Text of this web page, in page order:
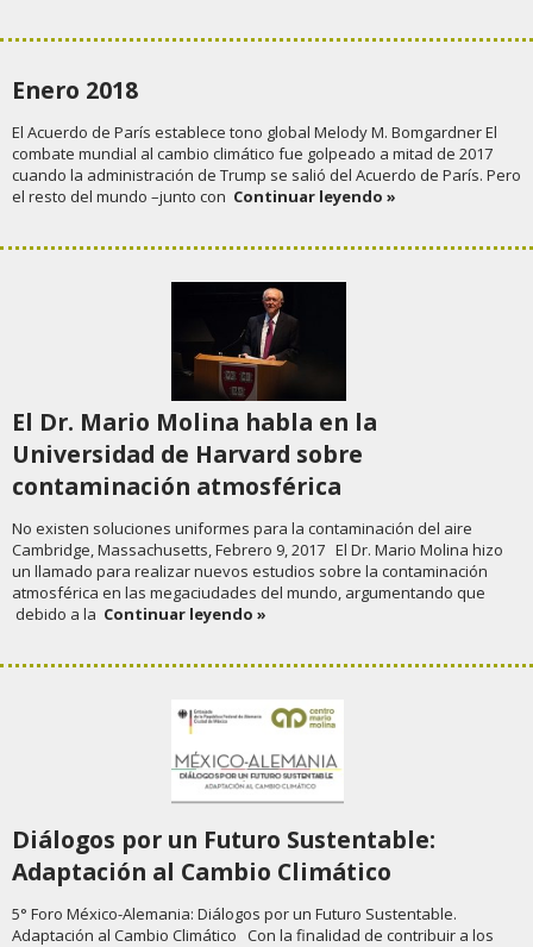
Enero 2018
El Acuerdo de París establece tono global Melody M. Bomgardner El
combate mundial al cambio climático fue golpeado a mitad de 2017
cuando la administración de Trump se salió del Acuerdo de París. Pero
el resto del mundo –junto con Continuar leyendo »
El Dr. Mario Molina habla en la
Universidad de Harvard sobre
contaminación atmosférica
No existen soluciones uniformes para la contaminación del aire
Cambridge, Massachusetts, Febrero 9, 2017 El Dr. Mario Molina hizo
un llamado para realizar nuevos estudios sobre la contaminación
atmosférica en las megaciudades del mundo, argumentando que
debido a la Continuar leyendo »
Diálogos por un Futuro Sustentable:
Adaptación al Cambio Climático
5° Foro México-Alemania: Diálogos por un Futuro Sustentable.
Adaptación al Cambio Climático Con la finalidad de contribuir a los